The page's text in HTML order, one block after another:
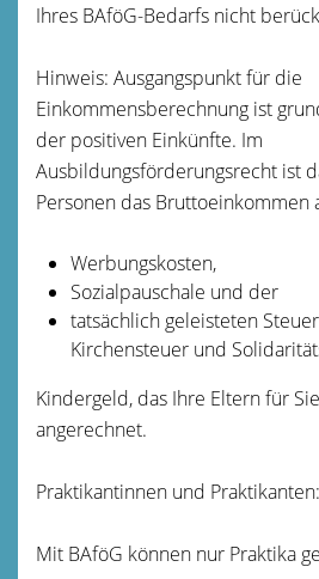
Ihres BAföG-Bedarfs nicht
Hinweis: Ausgangspunkt für die
Einkommensberechnung ist
der positiven Einkünfte. Im
Ausbildungsförderungsrecht ist
Personen das Bruttoeinkommen
Werbungskosten,
Sozialpauschale und der
tatsächlich geleisteten
Kirchensteuer und
Kindergeld, das Ihre Eltern für
angerechnet.
Praktikantinnen und Praktikanten:
Mit BAföG können nur Praktika